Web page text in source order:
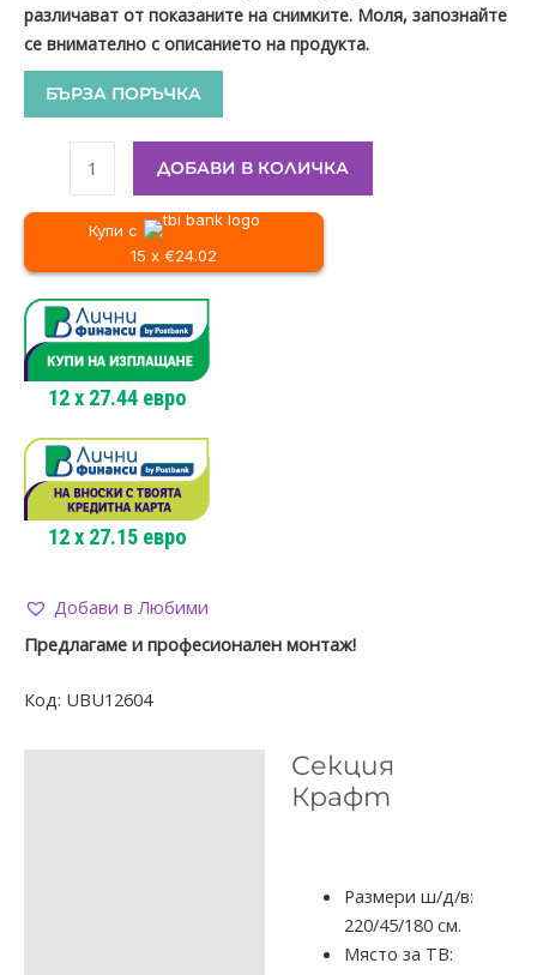
различават от показаните на снимките. Моля, запознайте
се внимателно с описанието на продукта.
БЪРЗА ПОРЪЧКА
ДОБАВИ В КОЛИЧКА
Купи с
15 x €24.02
12x 27.44евро
12x 27.15евро
Добави в Любими
Предлагаме и професионален монтаж!
Код: UBU12604
Секция
Крафт
Размери ш/д/в:
220/45/180 см.
Място за ТВ: